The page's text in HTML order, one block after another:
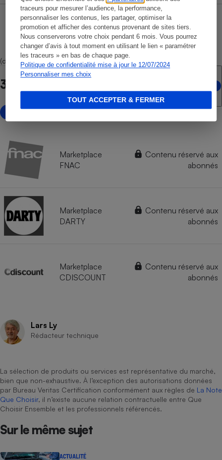
traceurs pour mesurer l’audience, la performance,
personnaliser les contenus, les partager, optimiser la
promotion et afficher des contenus provenant de sites tiers.
Nous conserverons votre choix pendant 6 mois. Vous pourrez
changer d’avis à tout moment en utilisant le lien « paramétrer
les traceurs » en bas de chaque page.
Politique de confidentialité mise à jour le 12/07/2024
Personnaliser mes choix
TOUT ACCEPTER & FERMER
(dont 3 marketplaces)
3 points de vente en ligne
avec marketplace
Marketplace
FNAC
Contenu réservé aux
abonnés
Marketplace
DARTY
Contenu réservé aux
abonnés
Marketplace
CDISCOUNT
Contenu réservé aux
abonnés
Lars Ly
Rédacteur technique
La sélection de produits ou services est représentative du marché,
bien que non-exhaustive. À l’exception des autorisations données
par Bureau Veritas Certification conformément aux règles de La Note
Que Choisir, il n’existe aucune relation contractuelle entre Que
Choisir Ensemble et les professionnels référencés.
Sur le même sujet
ACTUALITÉ